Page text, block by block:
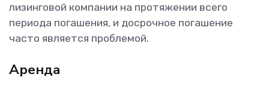
лизинговой компании на протяжении всего
периода погашения, и досрочное погашение
часто является проблемой.
Аренда